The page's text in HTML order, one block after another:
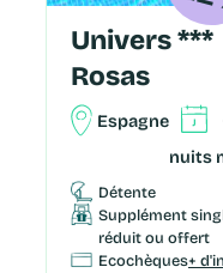
Univers ***
Rosas
Espagne
nuits
Détente
Supplément
réduit ou offert
Ecochèques +